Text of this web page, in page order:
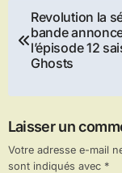
Navigation
de
l’article
Revolution la
bande
l’épisode 12
Ghosts
Laisser un
Votre adresse e-mail
sont indiqués avec *